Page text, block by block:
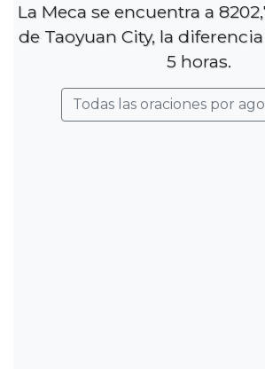
La Meca se encuentra a
de Taoyuan City, la
5 horas.
Todas las oraciones por